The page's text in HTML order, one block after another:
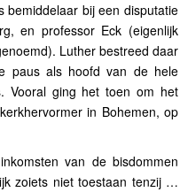
bemiddelaar bij een disputatie
en professor Eck (eigenlijk
Luther bestreed daar
paus als hoofd van de hele
Vooral ging het toen om het
in Bohemen, op
van de bisdommen
zoiets niet toestaan tenzij …